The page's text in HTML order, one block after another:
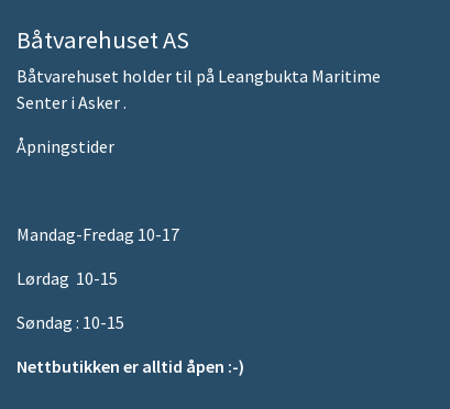
Båtvarehuset AS
Båtvarehuset holder til på Leangbukta Maritime
Senter i Asker .
Åpningstider
Mandag-Fredag 10-17
Lørdag 10-15
Søndag : 10-15
Nettbutikken er alltid åpen :-)